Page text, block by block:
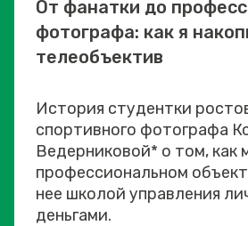
От фанатки до
фотографа: как я
телеобъектив
История студентки
спортивного фотографа
Ведерниковой* о том, как
профессиональном
нее школой управления
деньгами.